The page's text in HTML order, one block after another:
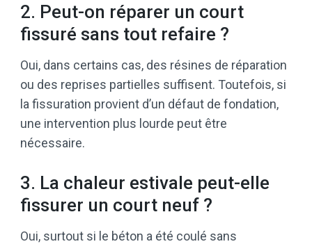
2. Peut-on réparer un court
fissuré sans tout refaire ?
Oui, dans certains cas, des résines de réparation
ou des reprises partielles suffisent. Toutefois, si
la fissuration provient d’un défaut de fondation,
une intervention plus lourde peut être
nécessaire.
3. La chaleur estivale peut-elle
fissurer un court neuf ?
Oui, surtout si le béton a été coulé sans